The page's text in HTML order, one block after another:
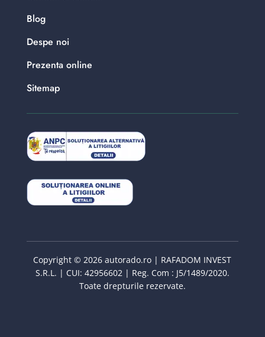
Blog
Despe noi
Prezenta online
Sitemap
Copyright © 2026 autorado.ro | RAFADOM INVEST
S.R.L. | CUI: 42956602 | Reg. Com : J5/1489/2020.
Toate drepturile rezervate.